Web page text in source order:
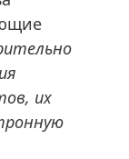
их